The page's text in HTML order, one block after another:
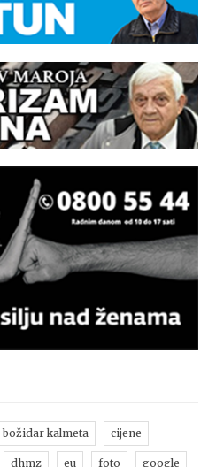
božidar kalmeta cijene
dhmz eu foto google